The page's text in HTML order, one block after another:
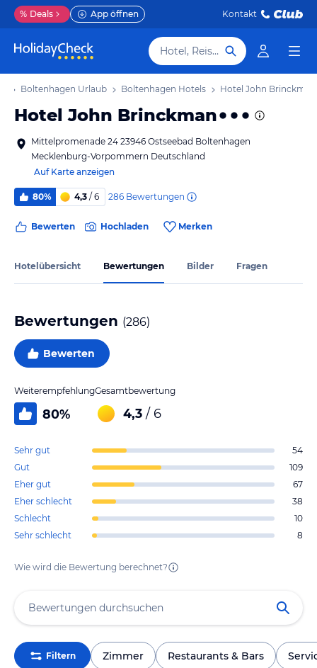
% Deals App öffnen Kontakt
Hotel, Reiseziel
Boltenhagen Urlaub Boltenhagen Hotels Hotel John Brinckman
Hotel John Brinckman
Mittelpromenade 24 23946 Ostseebad Boltenhagen
Mecklenburg-Vorpommern Deutschland
Auf Karte anzeigen
80% 4,3 / 6 286 Bewertungen
Bewerten Hochladen Merken
Hotelübersicht Bewertungen Bilder Fragen
Bewertungen (286)
Bewerten
Weiterempfehlung
80%
Gesamtbewertung
4,3 / 6
Sehr gut
54
Gut
109
Eher gut
67
Eher schlecht
38
Schlecht
10
Sehr schlecht
8
Wie wird die Bewertung berechnet?
Filtern Zimmer Restaurants & Bars